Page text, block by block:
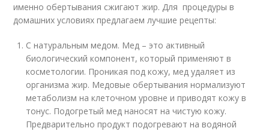
именно обертывания сжигают жир. Для процедуры в
домашних условиях предлагаем лучшие рецепты:
С натуральным медом. Мед – это активный
биологический компонент, который применяют в
косметологии. Проникая под кожу, мед удаляет из
организма жир. Медовые обертывания нормализуют
метаболизм на клеточном уровне и приводят кожу в
тонус. Подогретый мед наносят на чистую кожу.
Предварительно продукт подогревают на водяной